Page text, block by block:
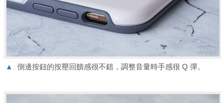
▲ 側邊按鈕的按壓回饋感很不錯，調整音量時手感很 Q 彈。